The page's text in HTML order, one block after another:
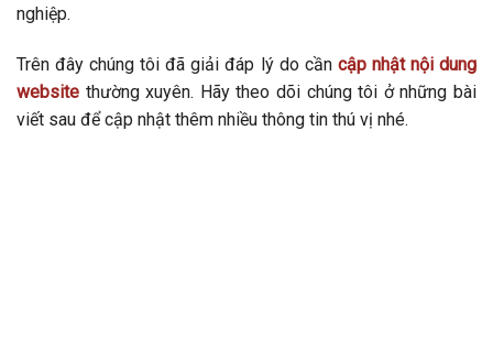
nghiệp.
Trên đây chúng tôi đã giải đáp lý do cần cập nhật nội dung
website thường xuyên. Hãy theo dõi chúng tôi ở những bài
viết sau để cập nhật thêm nhiều thông tin thú vị nhé.